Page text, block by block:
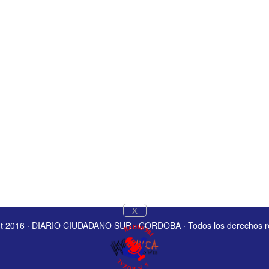
x
· DIARIO CIUDADANO SUR · CORDOBA · Todos los derechos